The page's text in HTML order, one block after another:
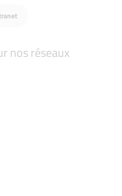
nos réseaux